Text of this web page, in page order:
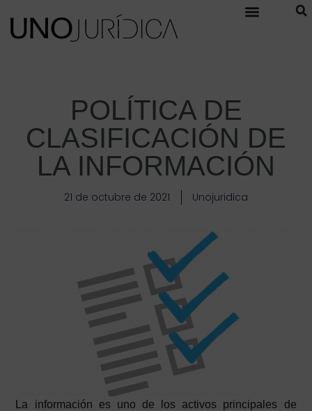
POLÍTICA DE
CLASIFICACIÓN DE
LA INFORMACIÓN
21 de octubre de 2021 Unojuridica
La información es uno de los activos principales de